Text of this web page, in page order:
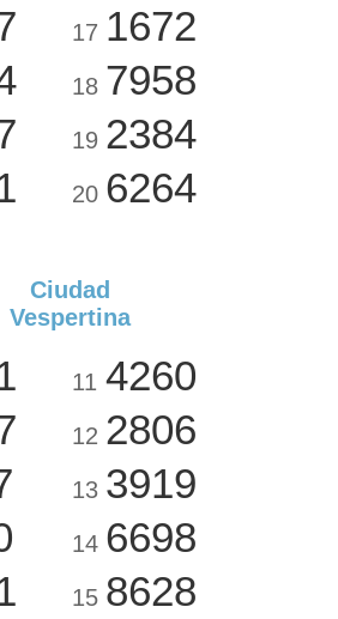
17 1672
18 7958
19 2384
20 6264
Ciudad
Vespertina
11 4260
12 2806
13 3919
14 6698
15 8628